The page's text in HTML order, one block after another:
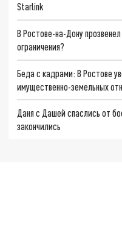
Starlink
В Ростове-на-Дону
ограничения?
Беда с кадрами: В Ростове
имущественно-земельных
Даня с Дашей спаслись от
закончились